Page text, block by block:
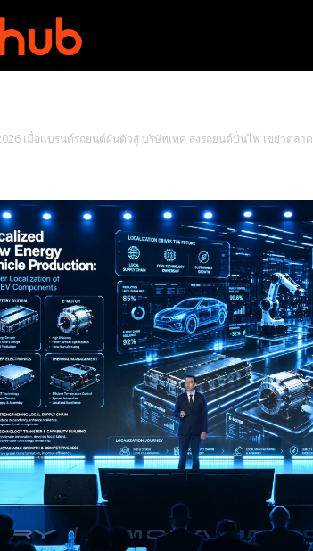
เมื่อแบรนด์รถยนต์ผันตัวสู่ บริษัทเทค ส่งรถยนต์ปั่นไฟ เขย่าตลาด